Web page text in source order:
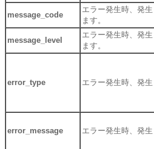
message_code
エラー発生時、発
ます。
message_level
エラー発生時、発
ます。
error_type エラー発生時、発
error_message エラー発生時、発